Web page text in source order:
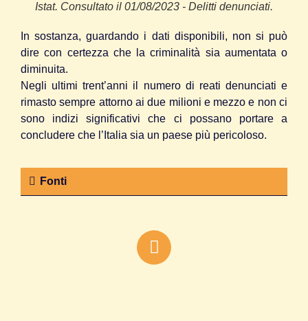
Istat. Consultato il 01/08/2023 - Delitti denunciati.
In sostanza, guardando i dati disponibili, non si può
dire con certezza che la criminalità sia aumentata o
diminuita.
Negli ultimi trent’anni il numero di reati denunciati e
rimasto sempre attorno ai due milioni e mezzo e non ci
sono indizi significativi che ci possano portare a
concludere che l’Italia sia un paese più pericoloso.
Fonti